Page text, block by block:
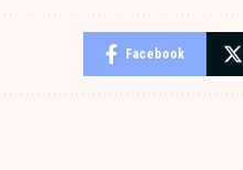
Facebook